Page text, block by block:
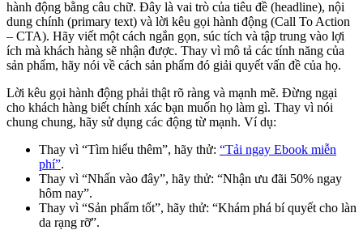
hành động bằng câu chữ. Đây là vai trò của tiêu đề (headline), nội
dung chính (primary text) và lời kêu gọi hành động (Call To Action
– CTA). Hãy viết một cách ngắn gọn, súc tích và tập trung vào lợi
ích mà khách hàng sẽ nhận được. Thay vì mô tả các tính năng của
sản phẩm, hãy nói về cách sản phẩm đó giải quyết vấn đề của họ.
Lời kêu gọi hành động phải thật rõ ràng và mạnh mẽ. Đừng ngại
cho khách hàng biết chính xác bạn muốn họ làm gì. Thay vì nói
chung chung, hãy sử dụng các động từ mạnh. Ví dụ:
Thay vì “Tìm hiểu thêm”, hãy thử: “Tải ngay Ebook miễn
phí”.
Thay vì “Nhấn vào đây”, hãy thử: “Nhận ưu đãi 50% ngay
hôm nay”.
Thay vì “Sản phẩm tốt”, hãy thử: “Khám phá bí quyết cho làn
da rạng rỡ”.